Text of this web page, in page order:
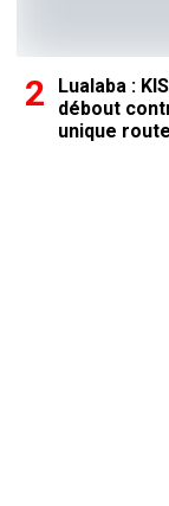
Lualaba :
débout
unique route